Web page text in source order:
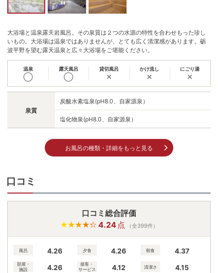
大浴場と温泉露天岩風呂。その泉質は２つの水源の特性を合わせもった珍し
いもの。大浴場は温泉ではありませんが、とても広く清潔感があります。砺
波平野を望む露天温泉と広々大浴場をご堪能ください。
温泉
◯
露天風呂
◯
貸切風呂
✕
かけ流し
✕
にごり湯
✕
泉質
炭酸水素塩泉(pH8.0、自家源泉）
塩化物泉(pH8.0、自家源泉）
お風呂の種類・詳細をもっと見る
口コミ
口コミ総合評価
4.24 点 （全399件）
風呂 4.26 夕食 4.26 朝食 4.37
部屋・
施設
4.26
接客・
サービス
4.12 清潔さ 4.15